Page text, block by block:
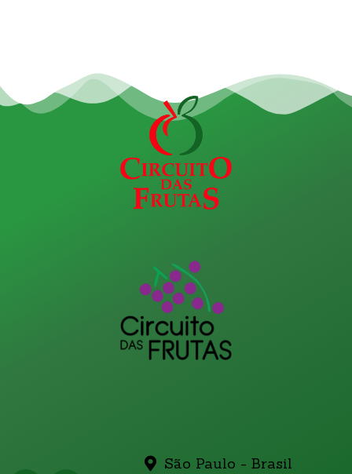
São Paulo - Brasil